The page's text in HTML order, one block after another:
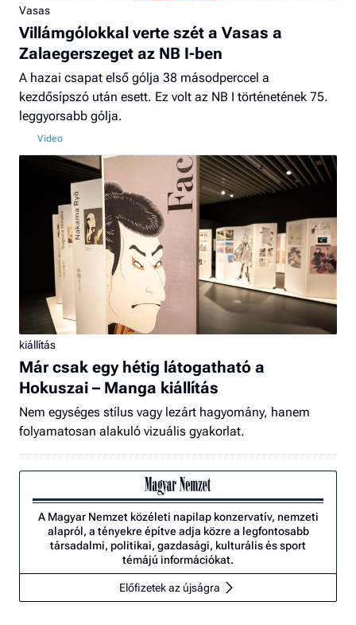
Vasas
Villámgólokkal verte szét a Vasas a
Zalaegerszeget az NB I-ben
A hazai csapat első gólja 38 másodperccel a
kezdősípszó után esett. Ez volt az NB I történetének 75.
leggyorsabb gólja.
kiállítás
Már csak egy hétig látogatható a
Hokuszai – Manga kiállítás
Nem egységes stílus vagy lezárt hagyomány, hanem
folyamatosan alakuló vizuális gyakorlat.
A Magyar Nemzet közéleti napilap konzervatív, nemzeti
alapról, a tényekre építve adja közre a legfontosabb
társadalmi, politikai, gazdasági, kulturális és sport
témájú információkat.
Előfizetek az újságra